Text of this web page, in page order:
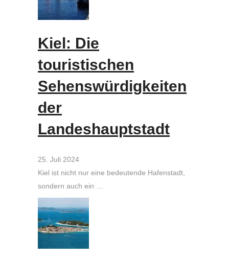
Kiel: Die
touristischen
Sehenswürdigkeiten
der
Landeshauptstadt
25. Juli 2024
Kiel ist nicht nur eine bedeutende Hafenstadt,
sondern auch ein …